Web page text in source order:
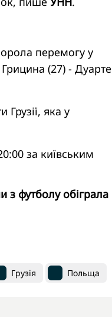
перемогу у
(27) - Дуарте
Грузії, яка у
за київським
з футболу обіграла
Грузія Польща